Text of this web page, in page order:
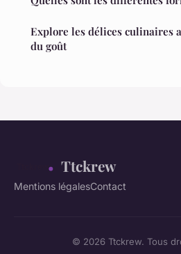
Explore les délices culinaires
du goût
Ttckrew
Mentions légalesContact
© 2026 Ttckrew. Tous